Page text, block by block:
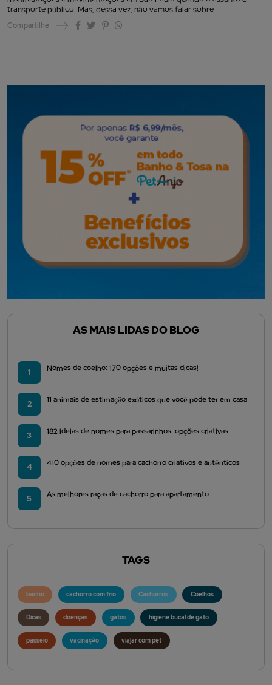
transporte público. Mas, dessa vez, não vamos falar sobre
Compartilhe
AS MAIS LIDAS DO BLOG
1 Nomes de coelho: 170 opções e muitas dicas!
2 11 animais de estimação exóticos que você pode ter em casa
3 182 ideias de nomes para passarinhos: opções criativas
4 410 opções de nomes para cachorro criativos e autênticos
5 As melhores raças de cachorro para apartamento
TAGS
banho cachorro com frio Cachorros Coelhos
Dicas doenças gatos higiene bucal de gato
passeio vacinação viajar com pet